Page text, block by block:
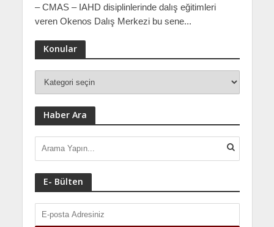
– CMAS – IAHD disiplinlerinde dalış eğitimleri
veren Okenos Dalış Merkezi bu sene...
Konular
Haber Ara
E- Bülten